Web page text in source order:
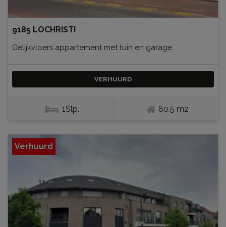
9185 LOCHRISTI
Gelijkvloers appartement met tuin en garage
VERHUURD
1Slp. 80.5 m2
Verhuurd